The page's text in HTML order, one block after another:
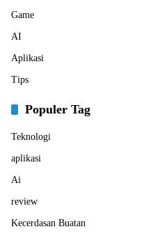
Game
AI
Aplikasi
Tips
Populer Tag
Teknologi
aplikasi
Ai
review
Kecerdasan Buatan